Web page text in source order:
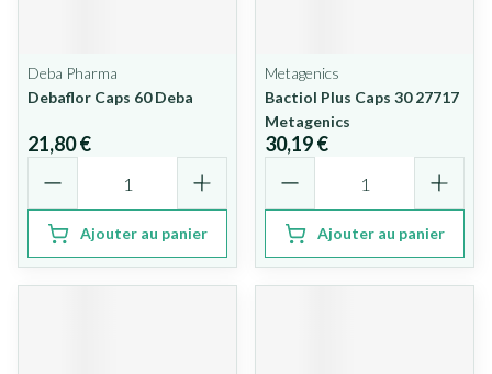
Deba Pharma
Debaflor Caps 60 Deba
21,80 €
Ajouter au panier
Metagenics
Bactiol Plus Caps 30 27717
Metagenics
30,19 €
Ajouter au panier